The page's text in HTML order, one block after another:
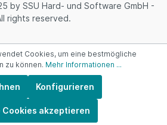
by SSU Hard- und Software GmbH -
rights reserved.
Cookies, um eine bestmögliche
zu können. Mehr Informationen ...
Konfigurieren
Cookies akzeptieren